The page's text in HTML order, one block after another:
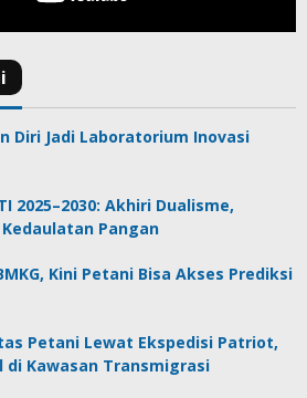
Diri Jadi Laboratorium Inovasi
2025–2030: Akhiri Dualisme,
Pangan
Kini Petani Bisa Akses Prediksi
Petani Lewat Ekspedisi Patriot,
di Kawasan Transmigrasi